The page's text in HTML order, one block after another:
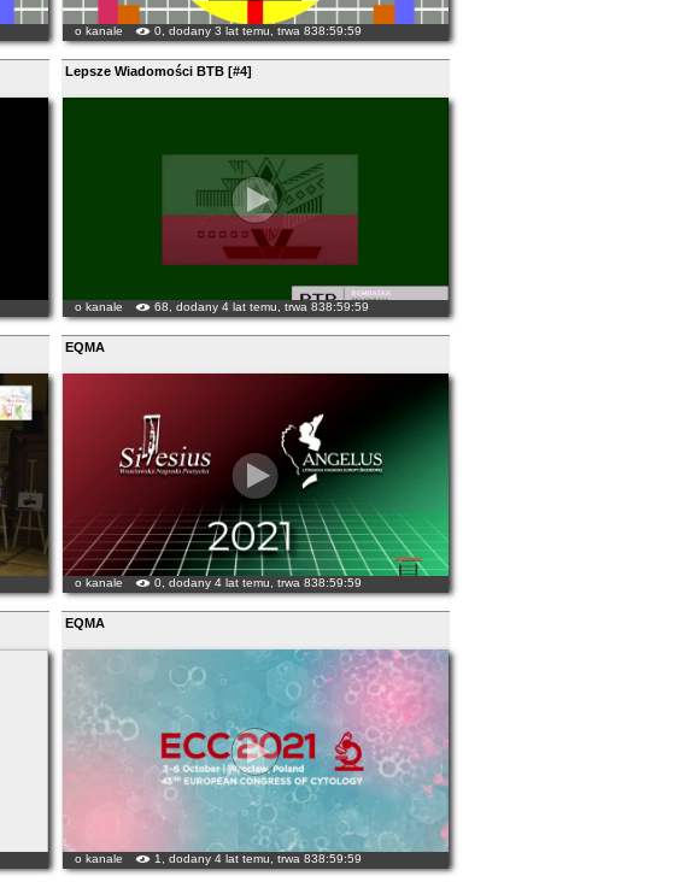
o kanale 0, dodany 3 lat temu, trwa 838:59:59
Lepsze Wiadomości BTB [#4]
o kanale 68, dodany 4 lat temu, trwa 838:59:59
EQMA
o kanale 0, dodany 4 lat temu, trwa 838:59:59
EQMA
o kanale 1, dodany 4 lat temu, trwa 838:59:59